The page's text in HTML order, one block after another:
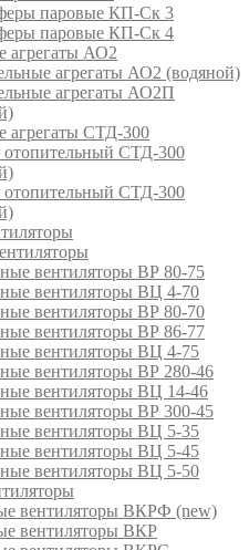
паровые КП-Ск 3
паровые КП-Ск 4
агрегаты АО2
агрегаты АО2 (водяной)
агрегаты АО2П
агрегаты СТД-300
отопительный СТД-300
отопительный СТД-300
вентиляторы ВР 80-75
вентиляторы ВЦ 4-70
вентиляторы ВР 80-70
вентиляторы ВР 86-77
вентиляторы ВЦ 4-75
вентиляторы ВР 280-46
вентиляторы ВЦ 14-46
вентиляторы ВР 300-45
вентиляторы ВЦ 5-35
вентиляторы ВЦ 5-45
вентиляторы ВЦ 5-50
вентиляторы ВКРФ (new)
вентиляторы ВКР